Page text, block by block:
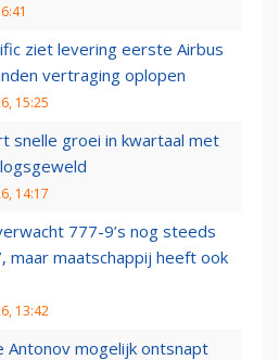
ziet levering eerste Airbus
vertraging oplopen
15:25
snelle groei in kwartaal met
14:17
777-9’s nog steeds
maar maatschappij heeft ook
13:42
Antonov mogelijk ontsnapt